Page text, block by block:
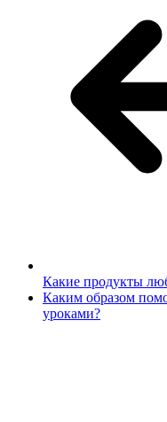
Какие продукты
Каким образом
уроками?